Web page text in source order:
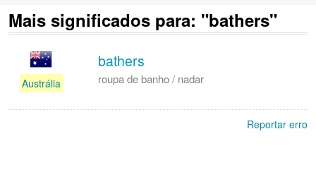
Mais significados para: "bathers"
Austrália
bathers
roupa de banho / nadar
Reportar erro